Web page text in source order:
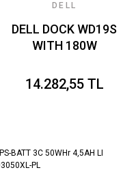
DELL
DELL DOCK WD19S
WITH 180W
14.282,55 TL